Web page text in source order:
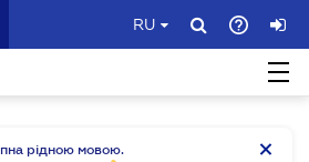
RU
рідною мовою.